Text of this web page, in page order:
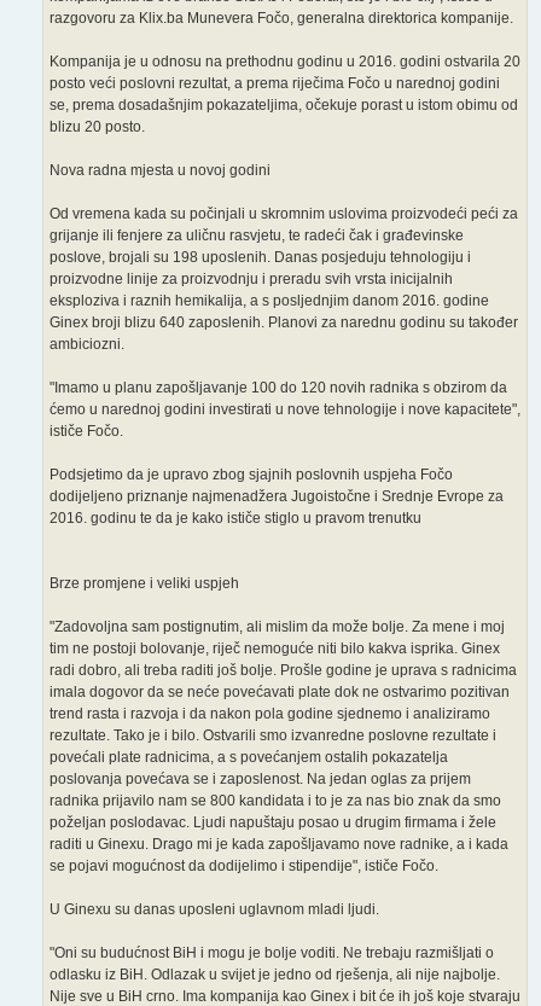
razgovoru za Klix.ba Munevera Fočo, generalna direktorica kompanije.
Kompanija je u odnosu na prethodnu godinu u 2016. godini ostvarila 20
posto veći poslovni rezultat, a prema riječima Fočo u narednoj godini
se, prema dosadašnjim pokazateljima, očekuje porast u istom obimu od
blizu 20 posto.
Nova radna mjesta u novoj godini
Od vremena kada su počinjali u skromnim uslovima proizvodeći peći za
grijanje ili fenjere za uličnu rasvjetu, te radeći čak i građevinske
poslove, brojali su 198 uposlenih. Danas posjeduju tehnologiju i
proizvodne linije za proizvodnju i preradu svih vrsta inicijalnih
eksploziva i raznih hemikalija, a s posljednjim danom 2016. godine
Ginex broji blizu 640 zaposlenih. Planovi za narednu godinu su također
ambiciozni.
"Imamo u planu zapošljavanje 100 do 120 novih radnika s obzirom da
ćemo u narednoj godini investirati u nove tehnologije i nove kapacitete",
ističe Fočo.
Podsjetimo da je upravo zbog sjajnih poslovnih uspjeha Fočo
dodijeljeno priznanje najmenadžera Jugoistočne i Srednje Evrope za
2016. godinu te da je kako ističe stiglo u pravom trenutku
Brze promjene i veliki uspjeh
"Zadovoljna sam postignutim, ali mislim da može bolje. Za mene i moj
tim ne postoji bolovanje, riječ nemoguće niti bilo kakva isprika. Ginex
radi dobro, ali treba raditi još bolje. Prošle godine je uprava s radnicima
imala dogovor da se neće povećavati plate dok ne ostvarimo pozitivan
trend rasta i razvoja i da nakon pola godine sjednemo i analiziramo
rezultate. Tako je i bilo. Ostvarili smo izvanredne poslovne rezultate i
povećali plate radnicima, a s povećanjem ostalih pokazatelja
poslovanja povećava se i zaposlenost. Na jedan oglas za prijem
radnika prijavilo nam se 800 kandidata i to je za nas bio znak da smo
poželjan poslodavac. Ljudi napuštaju posao u drugim firmama i žele
raditi u Ginexu. Drago mi je kada zapošljavamo nove radnike, a i kada
se pojavi mogućnost da dodijelimo i stipendije", ističe Fočo.
U Ginexu su danas uposleni uglavnom mladi ljudi.
"Oni su budućnost BiH i mogu je bolje voditi. Ne trebaju razmišljati o
odlasku iz BiH. Odlazak u svijet je jedno od rješenja, ali nije najbolje.
Nije sve u BiH crno. Ima kompanija kao Ginex i bit će ih još koje stvaraju